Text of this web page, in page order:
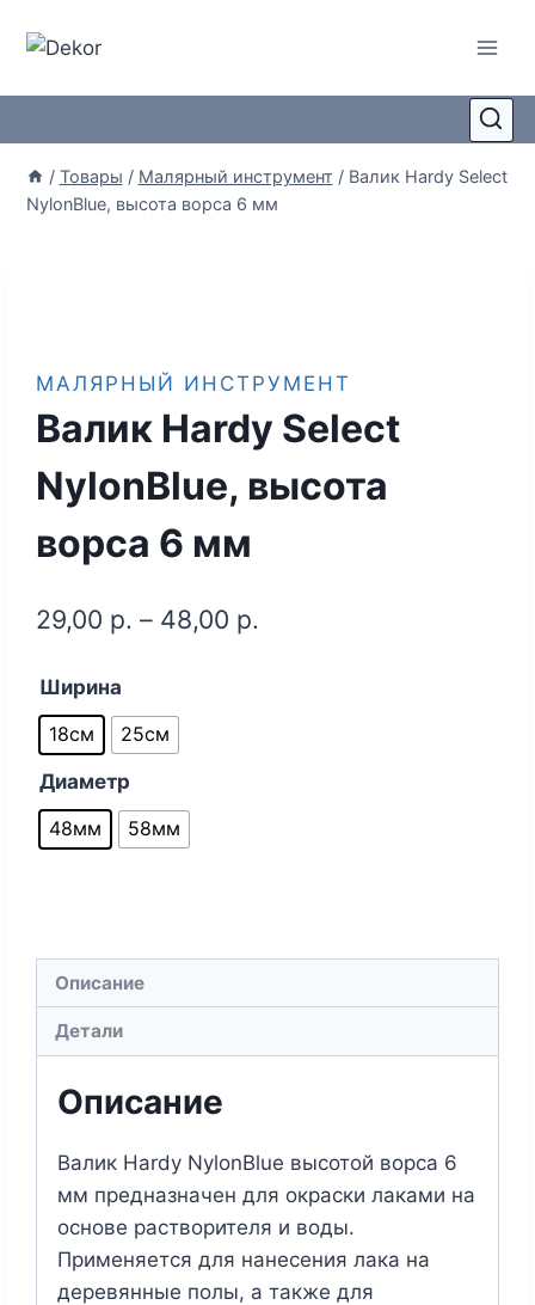
/ Товары / Малярный инструмент / Валик Hardy Select
NylonBlue, высота ворса 6 мм
МАЛЯРНЫЙ ИНСТРУМЕНТ
Валик Hardy Select
NylonBlue, высота
ворса 6 мм
29,00 р. – 48,00 р.
Ширина
18см
25см
Диаметр
48мм
58мм
Описание
Детали
Описание
Валик Hardy NylonBlue высотой ворса 6
мм предназначен для окраски лаками на
основе растворителя и воды.
Применяется для нанесения лака на
деревянные полы, а также для